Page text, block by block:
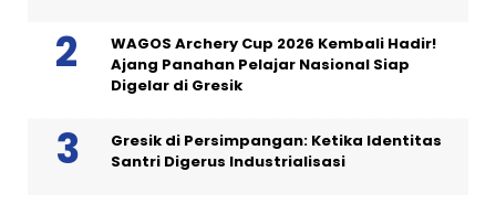
WAGOS Archery Cup 2026 Kembali Hadir!
Ajang Panahan Pelajar Nasional Siap
Digelar di Gresik
Gresik di Persimpangan: Ketika Identitas
Santri Digerus Industrialisasi